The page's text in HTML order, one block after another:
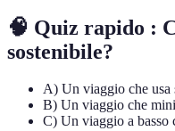
🧠 Quiz rapido :
sostenibile?
A) Un viaggio che
B) Un viaggio che
C) Un viaggio a basso